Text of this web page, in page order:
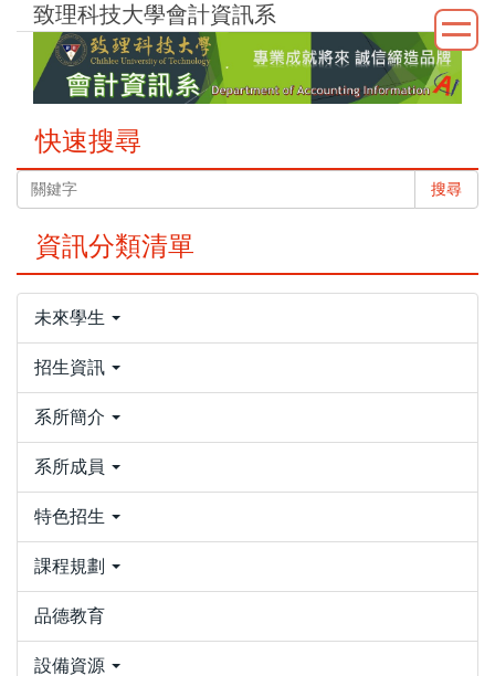
區
致理科技大學會計資訊系
快速搜尋
搜尋
資訊分類清單
未來學生
招生資訊
系所簡介
系所成員
特色招生
課程規劃
品德教育
設備資源